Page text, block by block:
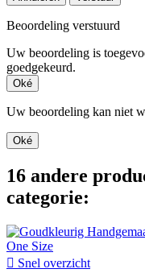
Beoordeling verstuurd
Uw beoordeling is
goedgekeurd.
Oké
Uw beoordeling kan niet
Oké
16 andere
categorie:
 Snel overzicht